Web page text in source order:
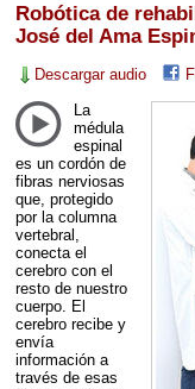
Robótica de
José del Ama
Descargar audio
La
médula
espinal
es un cordón de
fibras nerviosas
que, protegido
por la columna
vertebral,
conecta el
cerebro con el
resto de nuestro
cuerpo. El
cerebro recibe y
envía
información a
través de esas